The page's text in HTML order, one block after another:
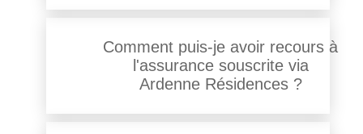
Comment puis-je avoir recours à
l'assurance souscrite via
Ardenne Résidences ?